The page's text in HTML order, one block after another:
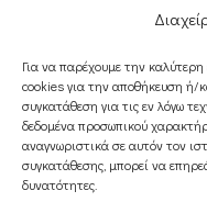
Για να παρέχουμε την καλύτερη
cookies για την αποθήκευση ή/
συγκατάθεση για τις εν λόγω
δεδομένα προσωπικού
αναγνωριστικά σε αυτόν τον
συγκατάθεσης, μπορεί να
δυνατότητες.
©Portal